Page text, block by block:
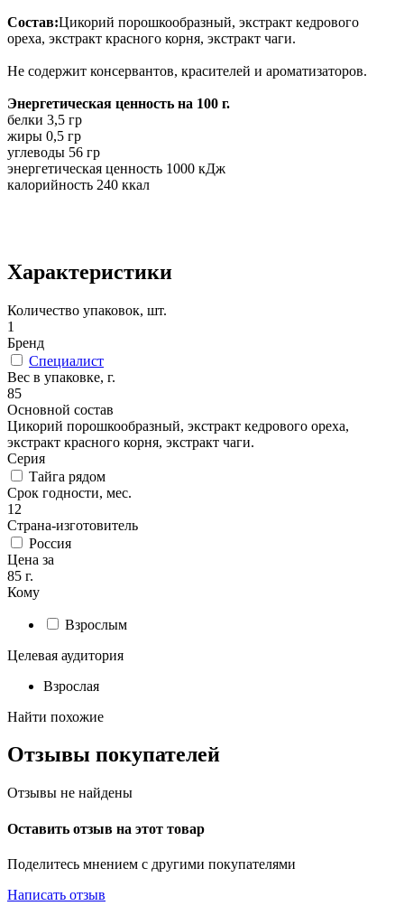
Состав:Цикорий порошкообразный, экстракт кедрового
ореха, экстракт красного корня, экстракт чаги.
Не содержит консервантов, красителей и ароматизаторов.
Энергетическая ценность на 100 г.
белки 3,5 гр
жиры 0,5 гр
углеводы 56 гр
энергетическая ценность 1000 кДж
калорийность 240 ккал
Характеристики
Количество упаковок, шт.
1
Бренд
Специалист
Вес в упаковке, г.
85
Основной состав
Цикорий порошкообразный, экстракт кедрового ореха,
экстракт красного корня, экстракт чаги.
Серия
Тайга рядом
Срок годности, мес.
12
Страна-изготовитель
Россия
Цена за
85 г.
Кому
Взрослым
Целевая аудитория
Взрослая
Найти похожие
Отзывы покупателей
Отзывы не найдены
Оставить отзыв на этот товар
Поделитесь мнением с другими покупателями
Написать отзыв